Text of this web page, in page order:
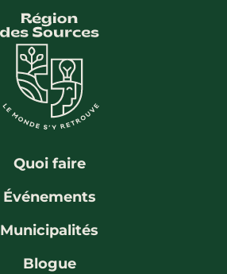
Quoi faire
Événements
Municipalités
Blogue